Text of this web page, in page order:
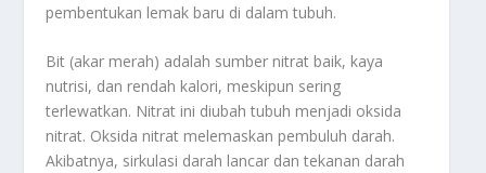
pembentukan lemak baru di dalam tubuh.
Bit (akar merah) adalah sumber nitrat baik, kaya
nutrisi, dan rendah kalori, meskipun sering
terlewatkan. Nitrat ini diubah tubuh menjadi oksida
nitrat. Oksida nitrat melemaskan pembuluh darah.
Akibatnya, sirkulasi darah lancar dan tekanan darah